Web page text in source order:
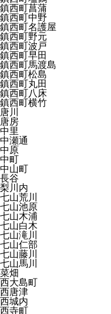
鎮西町菖蒲
鎮西町中野
鎮西町名護屋
鎮西町野元
鎮西町波戸
鎮西町早田
鎮西町馬渡島
鎮西町松島
鎮西町丸田
鎮西町八床
鎮西町横竹
唐川
唐房
中里
中瀬通
中原
中町
中山町
長谷
梨川内
七山荒川
七山池原
七山木浦
七山白木
七山滝川
七山仁部
七山藤川
七山馬川
菜畑
西大島町
西唐津
西城内
西寺町